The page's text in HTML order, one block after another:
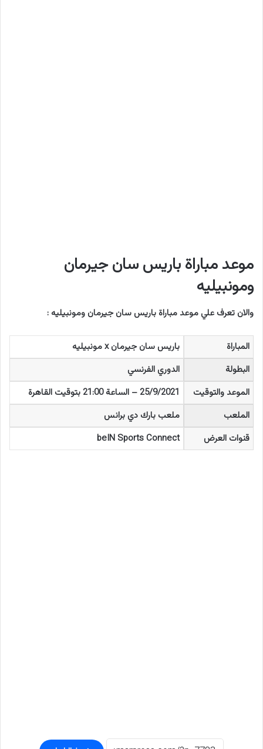
موعد مباراة باريس سان جيرمان
ومونبيليه
والان تعرف علي موعد مباراة باريس سان جيرمان ومونبيليه :
المباراة
باريس سان جيرمان x مونبيليه
البطولة
الدوري الفرنسي
الموعد والتوقيت
25/9/2021 – الساعة 21:00 بتوقيت القاهرة
الملعب
ملعب بارك دي برانس
قنوات العرض
beIN Sports Connect